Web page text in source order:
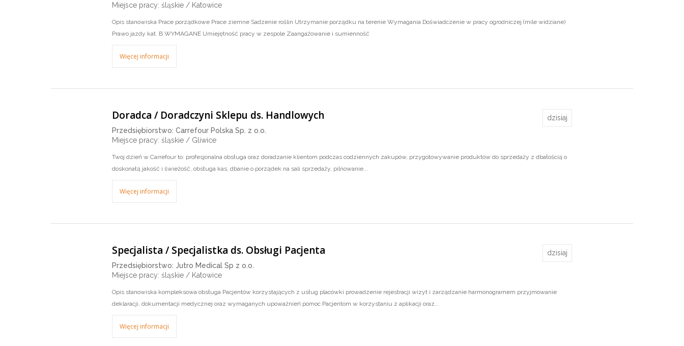
Miejsce pracy: śląskie / Katowice
Opis stanowiska Prace porządkowe Prace ziemne Sadzenie roślin Utrzymanie porządku na terenie Wymagania Doświadczenie w pracy ogrodniczej (mile widziane)
Prawo jazdy kat. B WYMAGANE Umiejętność pracy w zespole Zaangażowanie i sumienność
Więcej informacji
Doradca / Doradczyni Sklepu ds. Handlowych
Przedsiębiorstwo: Carrefour Polska Sp. z o.o.
Miejsce pracy: śląskie / Gliwice
dzisiaj
Twój dzień w Carrefour to: profesjonalna obsługa oraz doradzanie klientom podczas codziennych zakupów, przygotowywanie produktów do sprzedaży z dbałością o
doskonałą jakość i świeżość, obsługa kas, dbanie o porządek na sali sprzedaży, pilnowanie...
Więcej informacji
Specjalista / Specjalistka ds. Obsługi Pacjenta
Przedsiębiorstwo: Jutro Medical Sp z o.o.
Miejsce pracy: śląskie / Katowice
dzisiaj
Opis stanowiska kompleksowa obsługa Pacjentów korzystających z usług placówki prowadzenie rejestracji wizyt i zarządzanie harmonogramem przyjmowanie
deklaracji, dokumentacji medycznej oraz wymaganych upoważnień pomoc Pacjentom w korzystaniu z aplikacji oraz...
Więcej informacji